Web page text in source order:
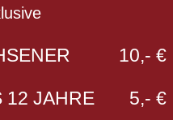
10,- €
12 JAHRE 5,- €